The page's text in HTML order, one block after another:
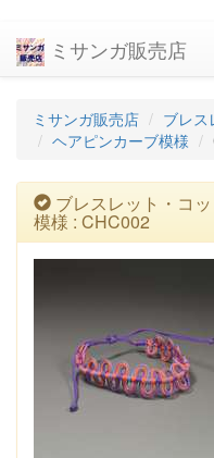
ミサンガ販売店
ミサンガ販売店 ブレス
ヘアピンカーブ模様
ブレスレット・コ
模様 : CHC002